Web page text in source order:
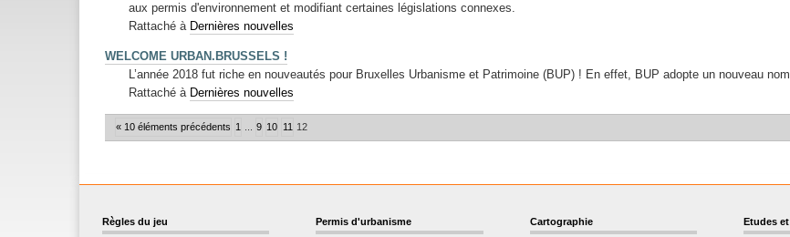
aux permis d'environnement et modifiant certaines législations connexes.
Rattaché à Dernières nouvelles
WELCOME URBAN.BRUSSELS !
L’année 2018 fut riche en nouveautés pour Bruxelles Urbanisme et Patrimoine (BUP) ! En effet, BUP adopte un nouveau
Rattaché à Dernières nouvelles
« 10 éléments précédents 1 9 10 11 12
Règles du jeu Permis d'urbanisme Cartographie Etudes